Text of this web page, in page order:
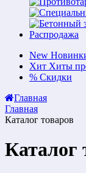
Распродажа
New
Хит Хиты
% Скидки
Главная
Главная
Каталог товаров
Каталог